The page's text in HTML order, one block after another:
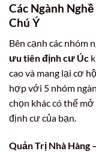
Các Ngành
Chú Ý
Bên cạnh các nhóm
ưu tiên định cư Úc
cao và mang lại cơ
hợp với 5 nhóm
chọn khác có thể
định cư của bạn.
Quản Trị Nhà Hàng